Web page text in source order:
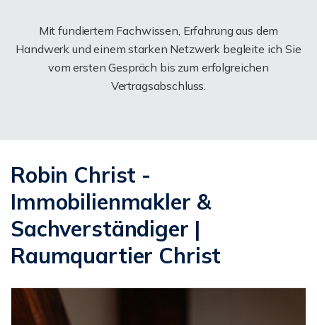
Mit fundiertem Fachwissen, Erfahrung aus dem
Handwerk und einem starken Netzwerk begleite ich Sie
vom ersten Gespräch bis zum erfolgreichen
Vertragsabschluss.
Robin Christ -
Immobilienmakler &
Sachverständiger |
Raumquartier Christ